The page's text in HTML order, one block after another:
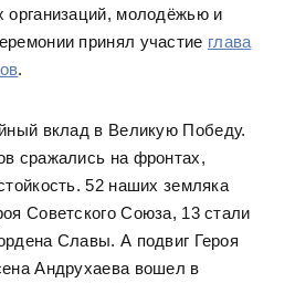
организаций, молодёжью и
принял участие глава
.
вклад в Великую Победу.
сражались на фронтах,
52 наших земляка
Советского Союза, 13 стали
Славы. А подвиг Героя
Андрухаева вошел в